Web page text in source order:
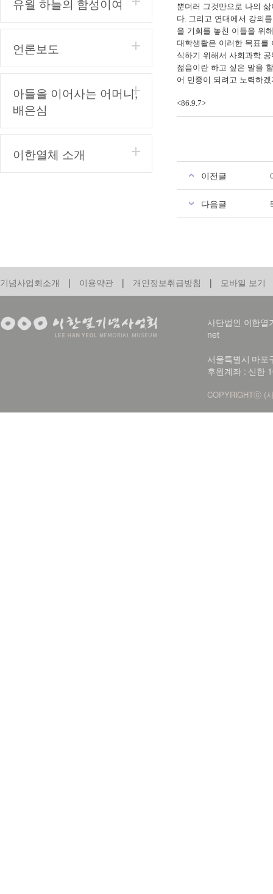
유월 하늘의 함성이여
언론보도
아들을 이어사는 어머니,
배은심
이한열체 소개
뿐더러 그것만으로 나의
다. 그리고 연대에서 강의
을 기회를 놓친 이들을 위해
대학생활은 이러한 목표를
식하기 위해서 사회과학
젊음이란 하고 싶은 말을
어 민중이 되려고 노력하
<86.9.7>
이전글
다음글
기념사업회소개 | 이용약관 | 개인정보취급방침 | 모바일 보기
사단법인 이한
net
서울특별시 마
후원계좌 : 신한
COPYRIGHTⓒ (